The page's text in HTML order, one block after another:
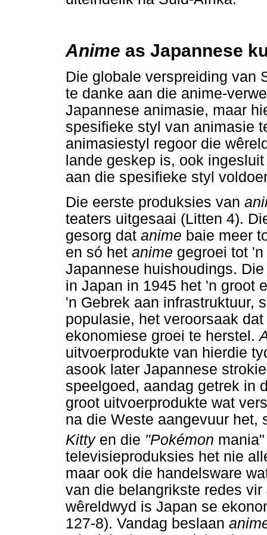
Anime as Japannese
Die globale verspreiding van
te danke aan die anime-
Japannese animasie, maar
spesifieke styl van animasie
animasiestyl regoor die
lande geskep is, ook
aan die spesifieke styl
Die eerste produksies van
teaters uitgesaai (Litten 4).
gesorg dat anime baie meer
en só het anime gegroei tot
Japannese huishoudings.
in Japan in 1945 het 'n groot
'n Gebrek aan infrastruktuur,
populasie, het veroorsaak
ekonomiese groei te herstel.
uitvoerprodukte van hierdie
asook later Japannese
speelgoed, aandag getrek in
groot uitvoerprodukte wat
na die Weste aangevuur het,
Kitty en die "Pokémon
televisieproduksies het nie
maar ook die handelsware
van die belangrikste redes vir
wêreldwyd is Japan se
127-8). Vandag beslaan